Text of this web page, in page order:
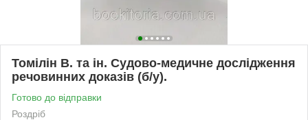
Томілін В. та ін. Судово-медичне дослідження
речовинних доказів (б/у).
Готово до відправки
Роздріб